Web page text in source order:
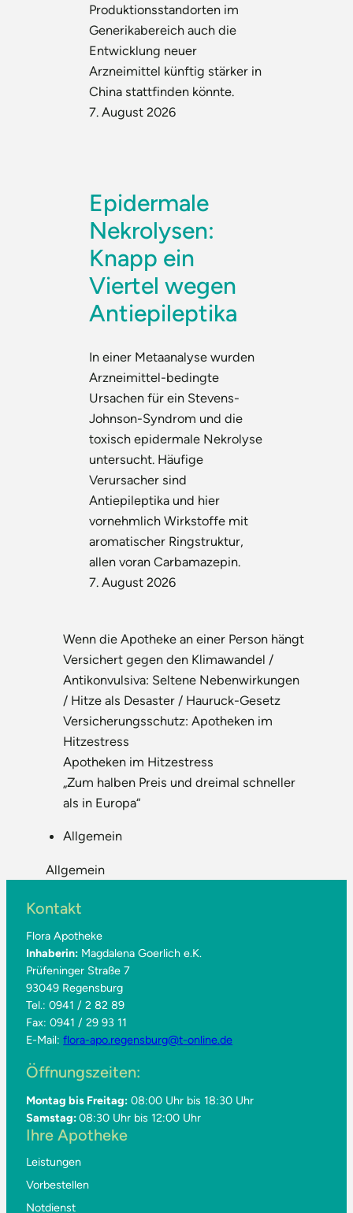
Produktionsstandorten im
Generikabereich auch die
Entwicklung neuer
Arzneimittel künftig stärker in
China stattfinden könnte.
7. August 2026
Epidermale
Nekrolysen:
Knapp ein
Viertel wegen
Antiepileptika
In einer Metaanalyse wurden
Arzneimittel-bedingte
Ursachen für ein Stevens-
Johnson-Syndrom und die
toxisch epidermale Nekrolyse
untersucht. Häufige
Verursacher sind
Antiepileptika und hier
vornehmlich Wirkstoffe mit
aromatischer Ringstruktur,
allen voran Carbamazepin.
7. August 2026
Wenn die Apotheke an einer Person hängt
Versichert gegen den Klimawandel /
Antikonvulsiva: Seltene Nebenwirkungen
/ Hitze als Desaster / Hauruck-Gesetz
Versicherungsschutz: Apotheken im
Hitzestress
Apotheken im Hitzestress
„Zum halben Preis und dreimal schneller
als in Europa“
Allgemein
Allgemein
Kontakt
Flora Apotheke
Inhaberin: Magdalena Goerlich e.K.
Prüfeninger Straße 7
93049 Regensburg
Tel.: 0941 / 2 82 89
Fax: 0941 / 29 93 11
E-Mail:flora-apo.regensburg@t-online.de
Öffnungszeiten:
Montag bis Freitag: 08:00 Uhr bis 18:30 Uhr
Samstag:08:30 Uhr bis 12:00 Uhr
Ihre Apotheke
Leistungen
Vorbestellen
Notdienst